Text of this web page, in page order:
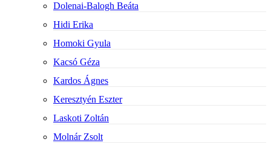
Dolenai-Balogh Beáta
Hidi Erika
Homoki Gyula
Kacsó Géza
Kardos Ágnes
Keresztyén Eszter
Laskoti Zoltán
Molnár Zsolt